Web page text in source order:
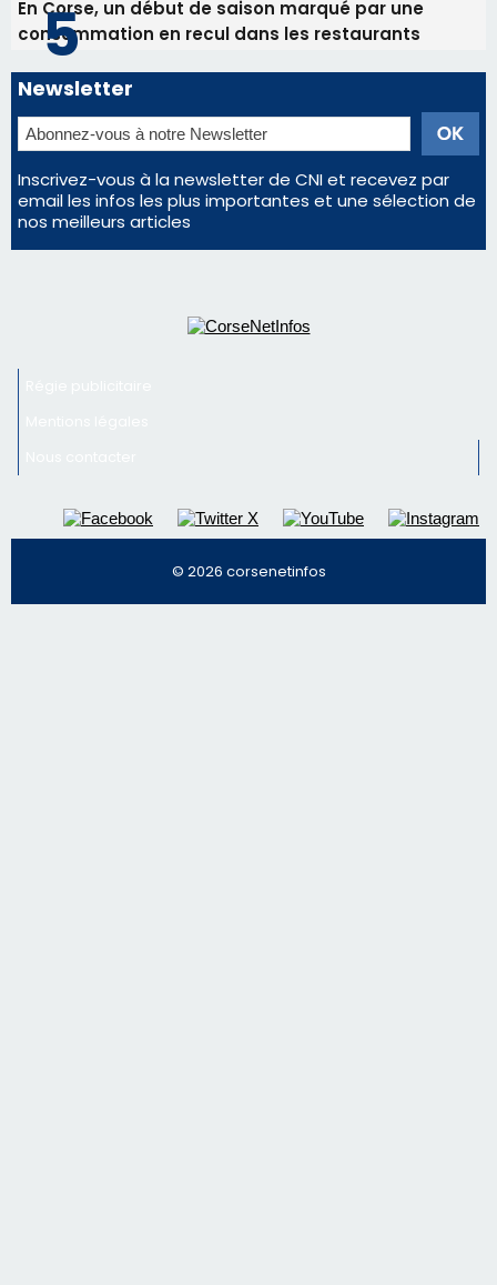
Éclipse du 12 août : la Corse aux premières loges
d'un spectacle qui ne reviendra pas avant 2081
La gendarmerie alerte les restaurateurs corses
face à une nouvelle escroquerie au faux vendeur de
vin
Deux jeunes Ajacciens sur la voie de la médecine
militaire
En Corse, un début de saison marqué par une